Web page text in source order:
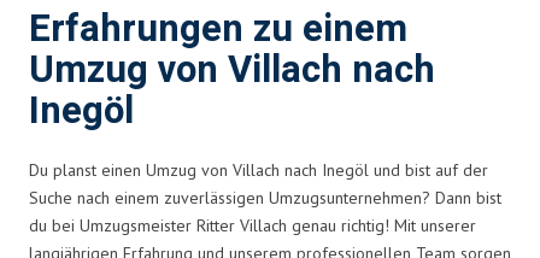
Erfahrungen zu einem
Umzug von Villach nach
Inegöl
Du planst einen Umzug von Villach nach Inegöl und bist auf der
Suche nach einem zuverlässigen Umzugsunternehmen? Dann bist
du bei Umzugsmeister Ritter Villach genau richtig! Mit unserer
langjährigen Erfahrung und unserem professionellen Team sorgen